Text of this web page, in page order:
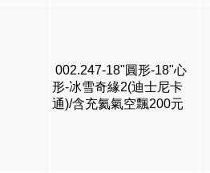
002.247-18"圓形-18"心
形-冰雪奇緣2(迪士尼卡
通)/含充氦氣空飄200元